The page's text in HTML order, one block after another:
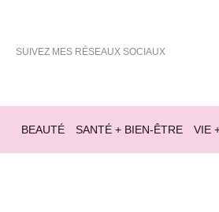
SUIVEZ MES RÉSEAUX SOCIAUX
BEAUTÉ SANTÉ + BIEN-ÊTRE VIE